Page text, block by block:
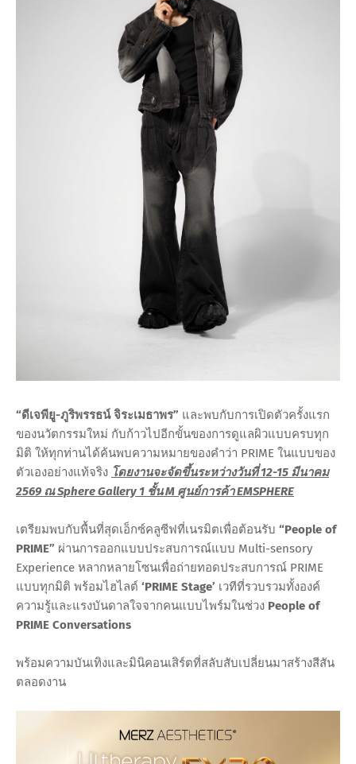
“ดีเจพียู-ภูริพรรธน์ จิระเมธาพร” และพบกับการเปิดตัวครั้งแรก
ของนวัตกรรมใหม่ กับก้าวไปอีกขั้นของการดูแลผิวแบบครบทุก
มิติ ให้ทุกท่านได้ค้นพบความหมายของคำว่า PRIME ในแบบของ
ตัวเองอย่างแท้จริง โดยงานจะจัดขึ้นระหว่างวันที่ 12-15 มีนาคม
2569 ณ Sphere Gallery 1 ชั้น M ศูนย์การค้า EMSPHERE
เตรียมพบกับพื้นที่สุดเอ็กซ์คลูซีฟที่เนรมิตเพื่อต้อนรับ “People of
PRIME” ผ่านการออกแบบประสบการณ์แบบ Multi-sensory
Experience หลากหลายโซนเพื่อถ่ายทอดประสบการณ์ PRIME
แบบทุกมิติ พร้อมไฮไลต์ ‘PRIME Stage’ เวทีที่รวบรวมทั้งองค์
ความรู้และแรงบันดาลใจจากคนแบบไพร์มในช่วง People of
PRIME Conversations
พร้อมความบันเทิงและมินิคอนเสิร์ตที่สลับสับเปลี่ยนมาสร้างสีสัน
ตลอดงาน